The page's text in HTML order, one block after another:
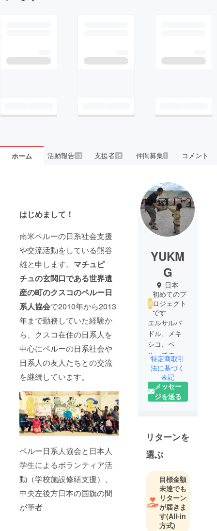
ホーム 活動報告10 支援者 15 仲間募集 1 コメント
はじめまして！
南米ペルーの日系社会支援
や交流活動をしている熊谷
雄と申します。 マチュピ
チュの玄関口である世界遺
産の町のクスコのペルー日
系人協会で2010年から2013
年まで勤務していた経験か
ら、クスコ在住の日系人を
中心にペルーの日系社会や
日系人の友人たちとの交流
を継続しています。
ペルー日系人協会と日本人
学生によるボランティア活
動（学校施設修繕支援）、
中央左後方日本の国旗の間
が筆者
YUKM
G
日本
初めてのプ
ロジェクト
です
エルサルバ
ドル、メキ
シコ、ペ
ルーでの海
外ボラン
ティアの経
験があり、
その後、エ
アドル、ペ
ルーで活動
をしてきて
おり、中南
米での通算
の滞在期間
は15年以上
になりま
す。
特定商取引
法に基づく
表記
メッセー
ジを送る
リターンを
選ぶ
目標金額
未達でも
リターン
が届きま
す(All-in
方式)